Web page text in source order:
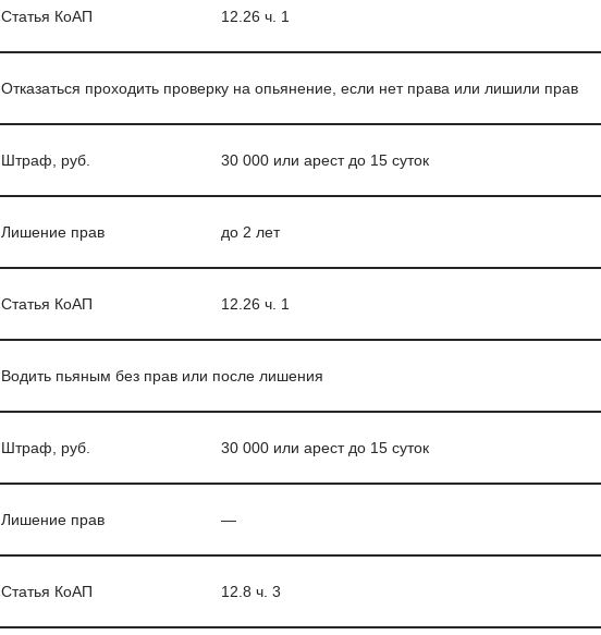
Статья КоАП 12.26 ч. 1
Отказаться проходить проверку на опьянение, если нет права или лишили прав
Штраф, руб. 30 000 или арест до 15 суток
Лишение прав до 2 лет
Статья КоАП 12.26 ч. 1
Водить пьяным без прав или после лишения
Штраф, руб. 30 000 или арест до 15 суток
Лишение прав —
Статья КоАП 12.8 ч. 3